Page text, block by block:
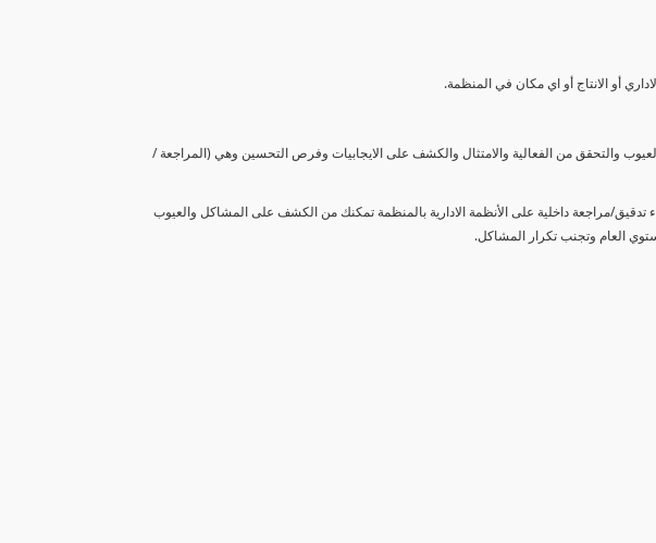
أو الانتاج أو اي مكان في المنظمة.
والتحقق من الفعالية والامتثال والكشف على الايجابيات وفرص التحسين وهي (المراجعة /
مراجعة داخلية على الأنظمة الادارية بالمنظمة تمكنك من الكشف على المشاكل والعيوب
العام وتجنب تكرار المشاكل.